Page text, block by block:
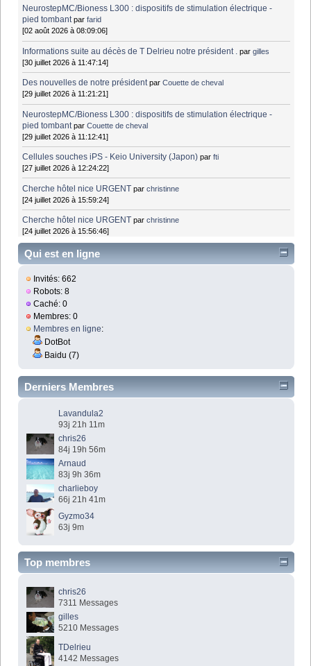
NeurostepMC/Bioness L300 : dispositifs de stimulation électrique -
pied tombant parfarid
[02 août 2026 à 08:09:06]
Informations suite au décès de T Delrieu notre président . pargilles
[30 juillet 2026 à 11:47:14]
Des nouvelles de notre président parCouette de cheval
[29 juillet 2026 à 11:21:21]
NeurostepMC/Bioness L300 : dispositifs de stimulation électrique -
pied tombant parCouette de cheval
[29 juillet 2026 à 11:12:41]
Cellules souches iPS - Keio University (Japon) parfti
[27 juillet 2026 à 12:24:22]
Cherche hôtel nice URGENT parchristinne
[24 juillet 2026 à 15:59:24]
Cherche hôtel nice URGENT parchristinne
[24 juillet 2026 à 15:56:46]
Qui est en ligne
Invités: 662
Robots: 8
Caché: 0
Membres: 0
Membres en ligne:
DotBot
Baidu (7)
Derniers Membres
Lavandula2
93j 21h 11m
chris26
84j 19h 56m
Arnaud
83j 9h 36m
charlieboy
66j 21h 41m
Gyzmo34
63j 9m
Top membres
chris26
7311 Messages
gilles
5210 Messages
TDelrieu
4142 Messages